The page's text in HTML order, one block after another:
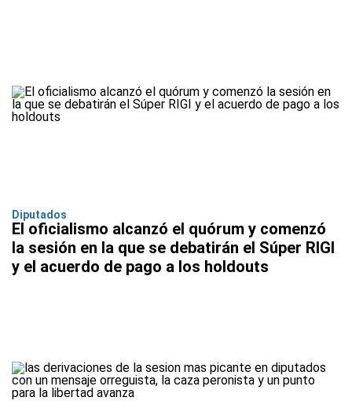
Diputados
El oficialismo alcanzó el quórum y comenzó
la sesión en la que se debatirán el Súper RIGI
y el acuerdo de pago a los holdouts